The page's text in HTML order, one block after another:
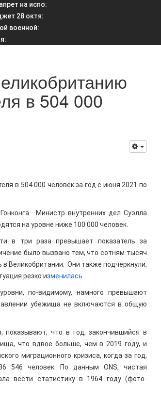
на испо:
28 октя:
военной:
:
в 504 000
в 504 000 человек за год с июня 2021 по
Министр внутренних дел Суэлла
на уровне ниже 100 000 человек.
в три раза превышает показатель за
было вызвано тем, что сотням тысяч
Великобритании. Они также подчеркнули,
резко изменилась.
по-видимому, намного превышают
убежища не включаются в общую
показывают, что в год, закончившийся в
что вдвое больше, чем в 2019 году, и
миграционного кризиса, когда за год,
546 человек. По данным ONS, чистая
вести статистику в 1964 году (фото-